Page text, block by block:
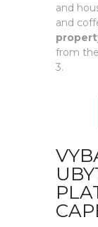
and
and
from
3.